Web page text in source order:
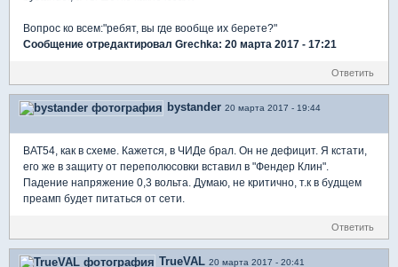
Вопрос ко всем:"ребят, вы где вообще их берете?"
Сообщение отредактировал Grechka: 20 марта 2017 - 17:21
Ответить
bystander 20 марта 2017 - 19:44
BAT54, как в схеме. Кажется, в ЧИДе брал. Он не дефицит. Я кстати,
его же в защиту от переполюсовки вставил в "Фендер Клин".
Падение напряжение 0,3 вольта. Думаю, не критично, т.к в будщем
преамп будет питаться от сети.
Ответить
TrueVAL 20 марта 2017 - 20:41